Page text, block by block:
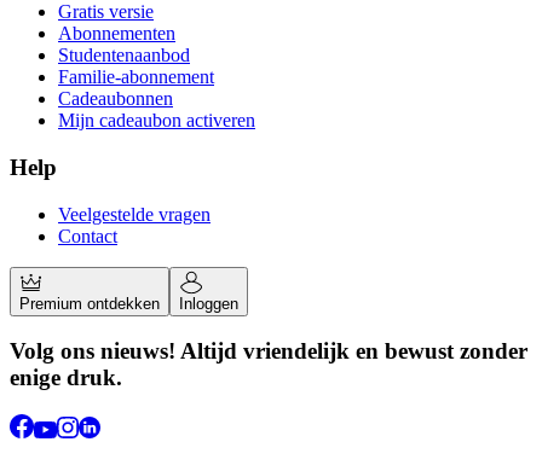
Gratis versie
Abonnementen
Studentenaanbod
Familie-abonnement
Cadeaubonnen
Mijn cadeaubon activeren
Help
Veelgestelde vragen
Contact
Premium ontdekken Inloggen
Volg ons nieuws! Altijd vriendelijk en bewust zonder
enige druk.